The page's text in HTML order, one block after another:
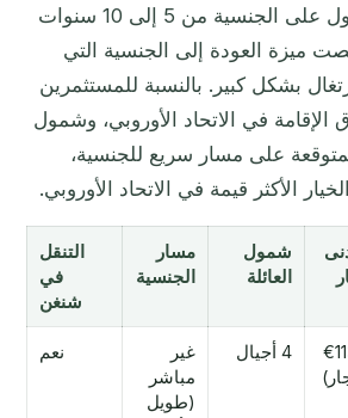
لفترة التأهيل للحصول على الجنسية من 5 إلى 10 سنوات
2026، تقلصت ميزة العودة إلى الجنسية التي
بشكل كبير. بالنسبة للمستثمرين
في الاتحاد الأوروبي، وشمول
المتوقعة على مسار سريع للجنسية،
الأكثر قيمة في الاتحاد الأوروبي.
شمول
العائلة
مسار
الجنسية
التنقل
في
شنغن
4 أجيال
غير
مباشر
(طويل
نعم